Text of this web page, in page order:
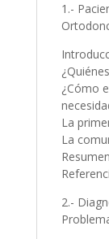
1.-
¿Cómo
La
La
Resumen
2.-